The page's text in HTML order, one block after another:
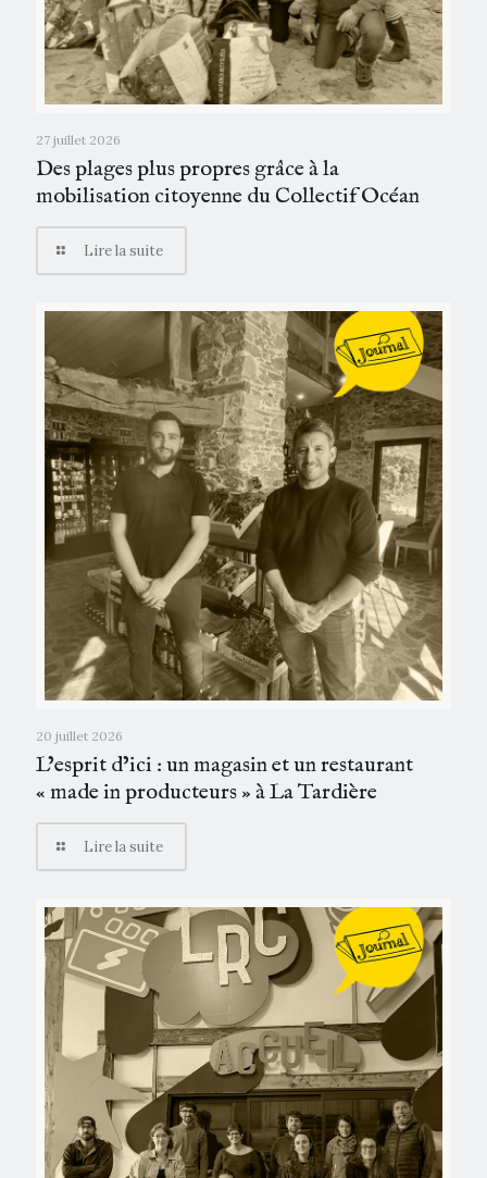
27 juillet 2026
Des plages plus propres grâce à la
mobilisation citoyenne du Collectif Océan
Lire la suite
20 juillet 2026
L’esprit d’ici : un magasin et un restaurant
« made in producteurs » à La Tardière
Lire la suite